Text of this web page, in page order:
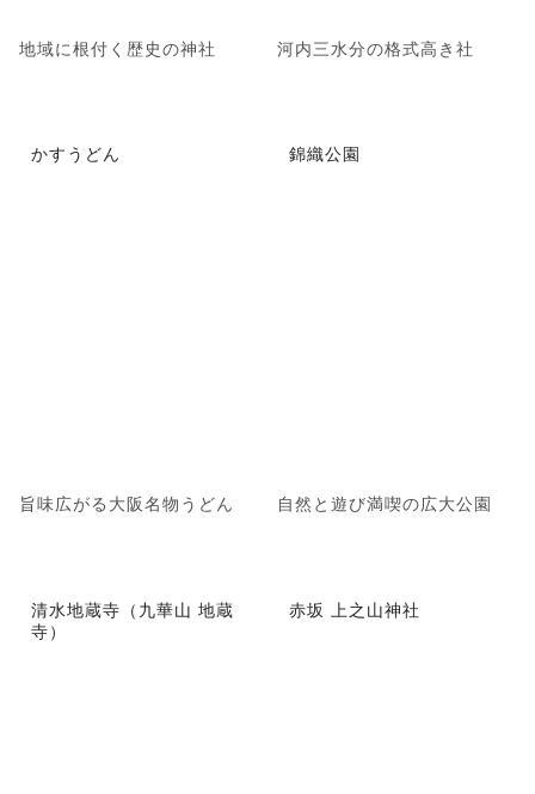
地域に根付く歴史の神社 河内三水分の格式高き社
かすうどん
旨味広がる大阪名物うどん
錦織公園
自然と遊び満喫の広大公園
清水地蔵寺（九華山 地蔵
寺）
赤坂 上之山神社